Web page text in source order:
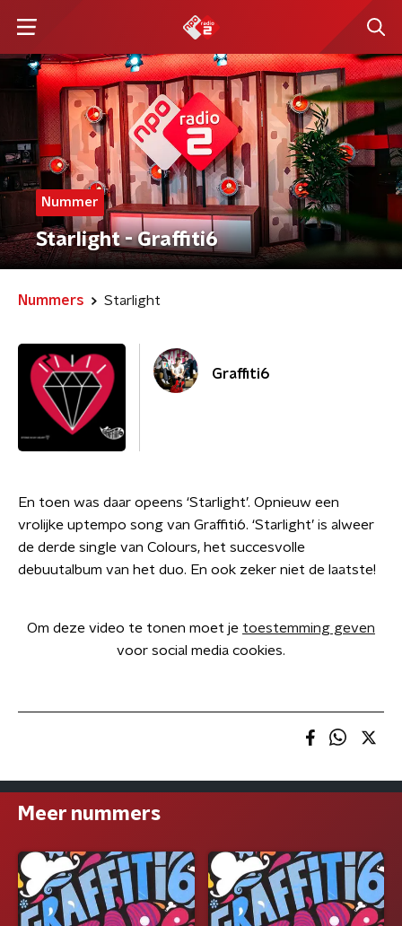
Nummer
Starlight - Graffiti6
Nummers Starlight
Graffiti6
En toen was daar opeens ‘Starlight’. Opnieuw een
vrolijke uptempo song van Graffiti6. ‘Starlight’ is alweer
de derde single van Colours, het succesvolle
debuutalbum van het duo. En ook zeker niet de laatste!
Om deze video te tonen moet je toestemming geven
voor social media cookies.
Meer nummers